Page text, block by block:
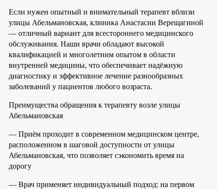
Если нужен опытный и внимательный терапевт вблизи
улицы Абельмановская, клиника Анастасии Верещагиной
— отличный вариант для всестороннего медицинского
обслуживания. Наши врачи обладают высокой
квалификацией и многолетним опытом в области
внутренней медицины, что обеспечивает надёжную
диагностику и эффективное лечение разнообразных
заболеваний у пациентов любого возраста.
Преимущества обращения к терапевту возле улицы
Абельмановская
— Приём проходит в современном медицинском центре,
расположенном в шаговой доступности от улицы
Абельмановская, что позволяет сэкономить время на
дорогу
— Врач применяет индивидуальный подход: на первом